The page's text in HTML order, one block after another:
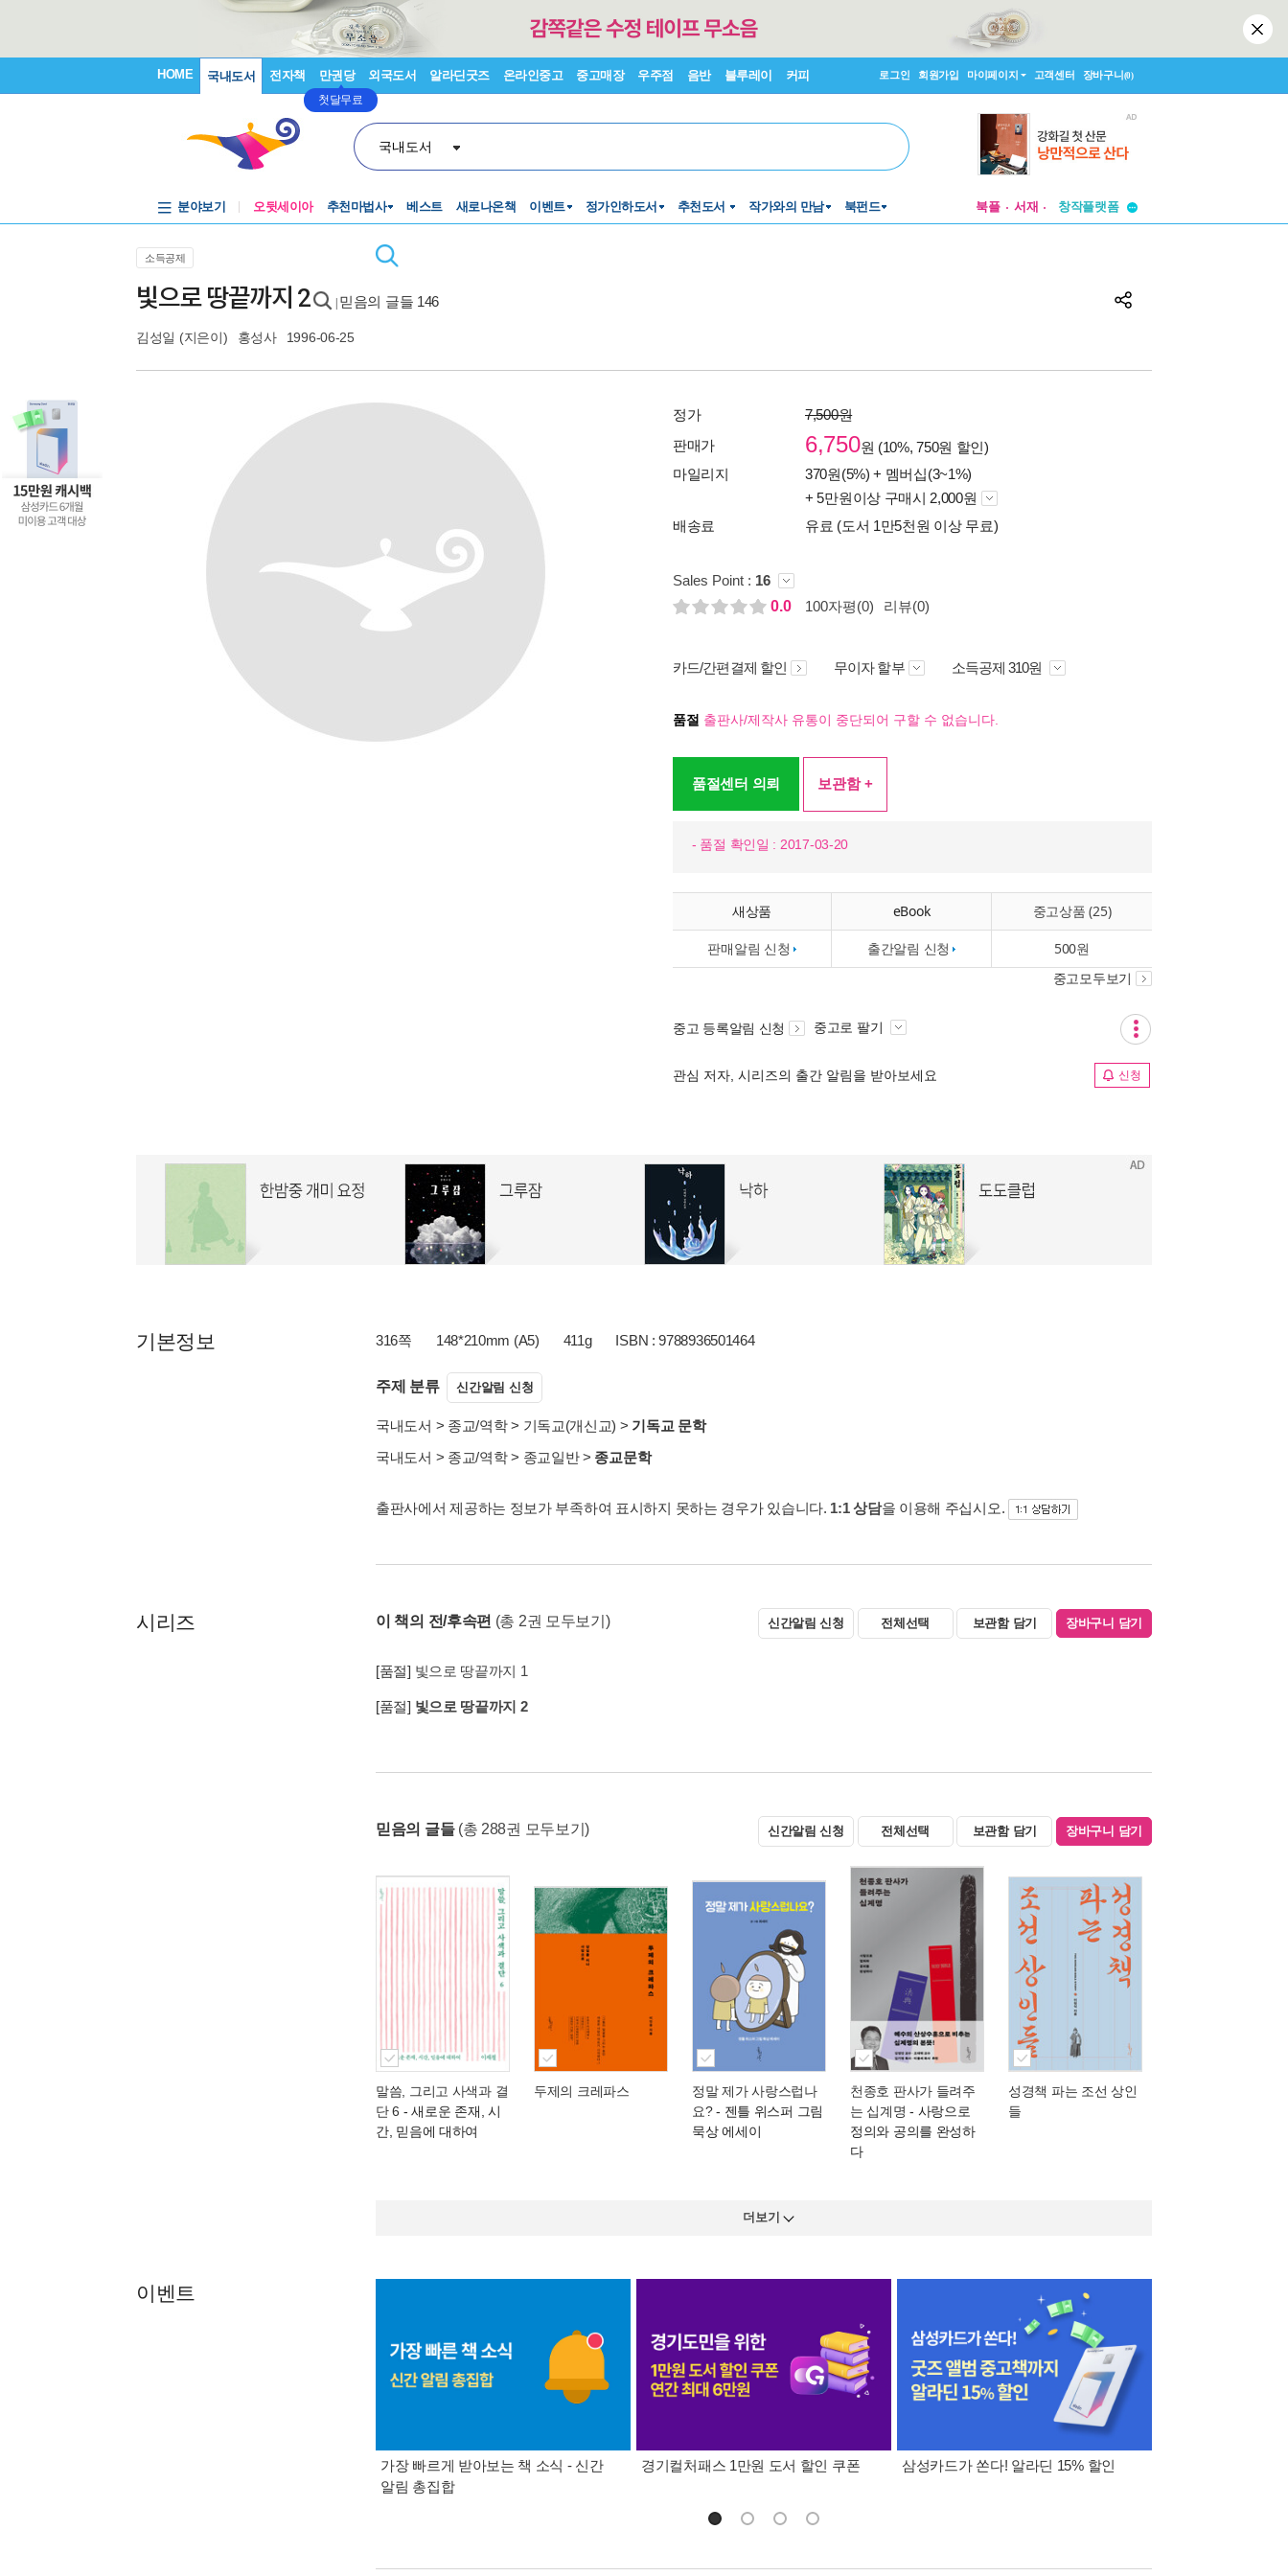
HOME 국내도서 전자책 만권당
첫달무료
외국도서 알라딘굿즈 온라인중고 중고매장 우주점 음반 블루레이 커피 로그인 회원가입 마이페이지 고객센터 장바구니(0)
국내도서
분야보기 오뒷세이아 추천마법사 베스트 새로나온책 이벤트 정가인하도서 추천도서 작가와의 만남 북펀드 북플 서재
창작플랫폼
소득공제
빛으로 땅끝까지 2 믿음의 글들 146
김성일 (지은이) 홍성사 1996-06-25
정가
7,500원
판매가
6,750원 (10%, 750원 할인)
마일리지
370원(5%) + 멤버십(3~1%)
+ 5만원이상 구매시 2,000원
배송료
유료 (도서 1만5천원 이상 무료)
Sales Point : 16
0.0
100자평(0) 리뷰(0)
카드/간편결제 할인 무이자 할부 소득공제 310원
품절 출판사/제작사 유통이 중단되어 구할 수 없습니다.
품절센터 의뢰 보관함 +
- 품절 확인일 : 2017-03-20
새상품 eBook 중고상품 (25)
판매알림 신청 출간알림 신청 500원
중고모두보기
중고 등록알림 신청 중고로 팔기
관심 저자, 시리즈의 출간 알림을 받아보세요 신청
기본정보 316쪽 148*210mm (A5) 411g ISBN : 9788936501464
주제 분류 신간알림 신청
국내도서 > 종교/역학> 기독교(개신교) > 기독교 문학
국내도서 > 종교/역학> 종교일반> 종교문학
출판사에서 제공하는 정보가 부족하여 표시하지 못하는 경우가 있습니다. 1:1 상담을 이용해 주십시오.
시리즈 이 책의 전/후속편 (총 2권 모두보기) 신간알림 신청 전체선택 보관함 담기 장바구니 담기
[품절] 빛으로 땅끝까지 1
[품절] 빛으로 땅끝까지 2
믿음의 글들 (총 288권 모두보기) 신간알림 신청 전체선택 보관함 담기 장바구니 담기
말씀, 그리고 사색과 결
단 6 - 새로운 존재, 시
간, 믿음에 대하여
두제의 크레파스
정말 제가 사랑스럽나
요?- 젠틀 위스퍼 그림
묵상 에세이
천종호 판사가 들려주
는 십계명 - 사랑으로
정의와 공의를 완성하
다
성경책 파는 조선 상인
들
더보기
이벤트
가장 빠르게 받아보는 책 소식 - 신간
알림 총집합
경기컬처패스 1만원 도서 할인 쿠폰 삼성카드가 쏜다! 알라딘 15% 할인